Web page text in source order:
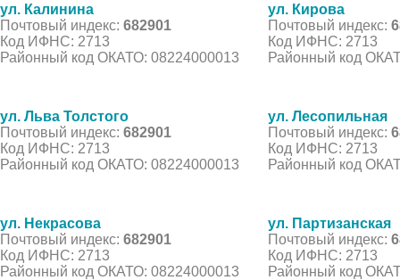
ул. Калинина
Почтовый индекс: 682901
Код ИФНС: 2713
Районный код ОКАТО: 08224000013
ул. Кирова
Почтовый индекс:
Код ИФНС: 2713
Районный код
ул. Льва Толстого
Почтовый индекс: 682901
Код ИФНС: 2713
Районный код ОКАТО: 08224000013
ул. Лесопильная
Почтовый индекс:
Код ИФНС: 2713
Районный код
ул. Некрасова
Почтовый индекс: 682901
Код ИФНС: 2713
Районный код ОКАТО: 08224000013
ул. Партизанская
Почтовый индекс:
Код ИФНС: 2713
Районный код